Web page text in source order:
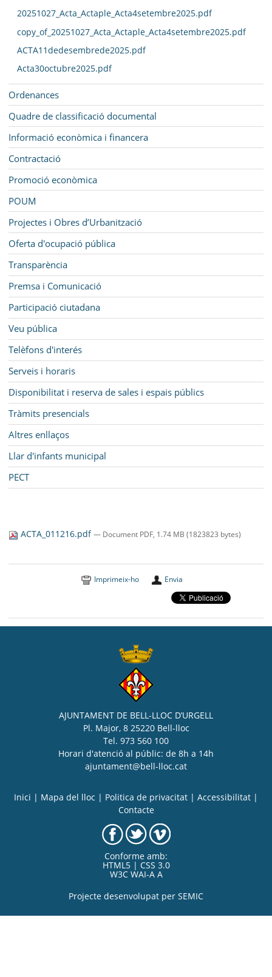
20251027_Acta_Actaple_Acta4setembre2025.pdf
copy_of_20251027_Acta_Actaple_Acta4setembre2025.pdf
ACTA11dedesembrede2025.pdf
Acta30octubre2025.pdf
Ordenances
Quadre de classificació documental
Informació econòmica i financera
Contractació
Promoció econòmica
POUM
Projectes i Obres d’Urbanització
Oferta d'ocupació pública
Transparència
Premsa i Comunicació
Participació ciutadana
Veu pública
Telèfons d'interés
Serveis i horaris
Disponibilitat i reserva de sales i espais públics
Tràmits presencials
Altres enllaços
Llar d'infants municipal
PECT
ACTA_011216.pdf— Document PDF, 1.74 MB (1823823 bytes)
Imprimeix-ho Envia
AJUNTAMENT DE BELL-LLOC D’URGELL
Pl. Major, 8 25220 Bell-lloc
Tel. 973 560 100
Horari d'atenció al públic: de 8h a 14h
ajuntament@bell-lloc.cat
Inici | Mapa del lloc | Politica de privacitat | Accessibilitat |
Contacte
Conforme amb:
HTML5 | CSS 3.0
W3C WAI-A A
Projecte desenvolupat per SEMIC